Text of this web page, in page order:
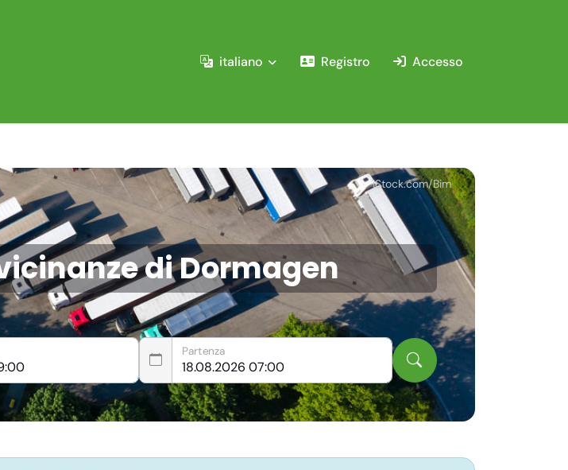
italiano Registro Accesso
iStock.com/Bim
di Dormagen
Partenza